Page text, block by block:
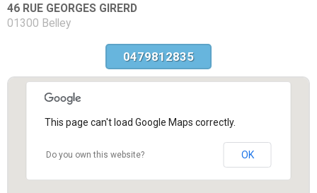
46 RUE GEORGES GIRERD
01300 Belley
0479812835
This page can't load Google Maps correctly.
Do you own this website? OK